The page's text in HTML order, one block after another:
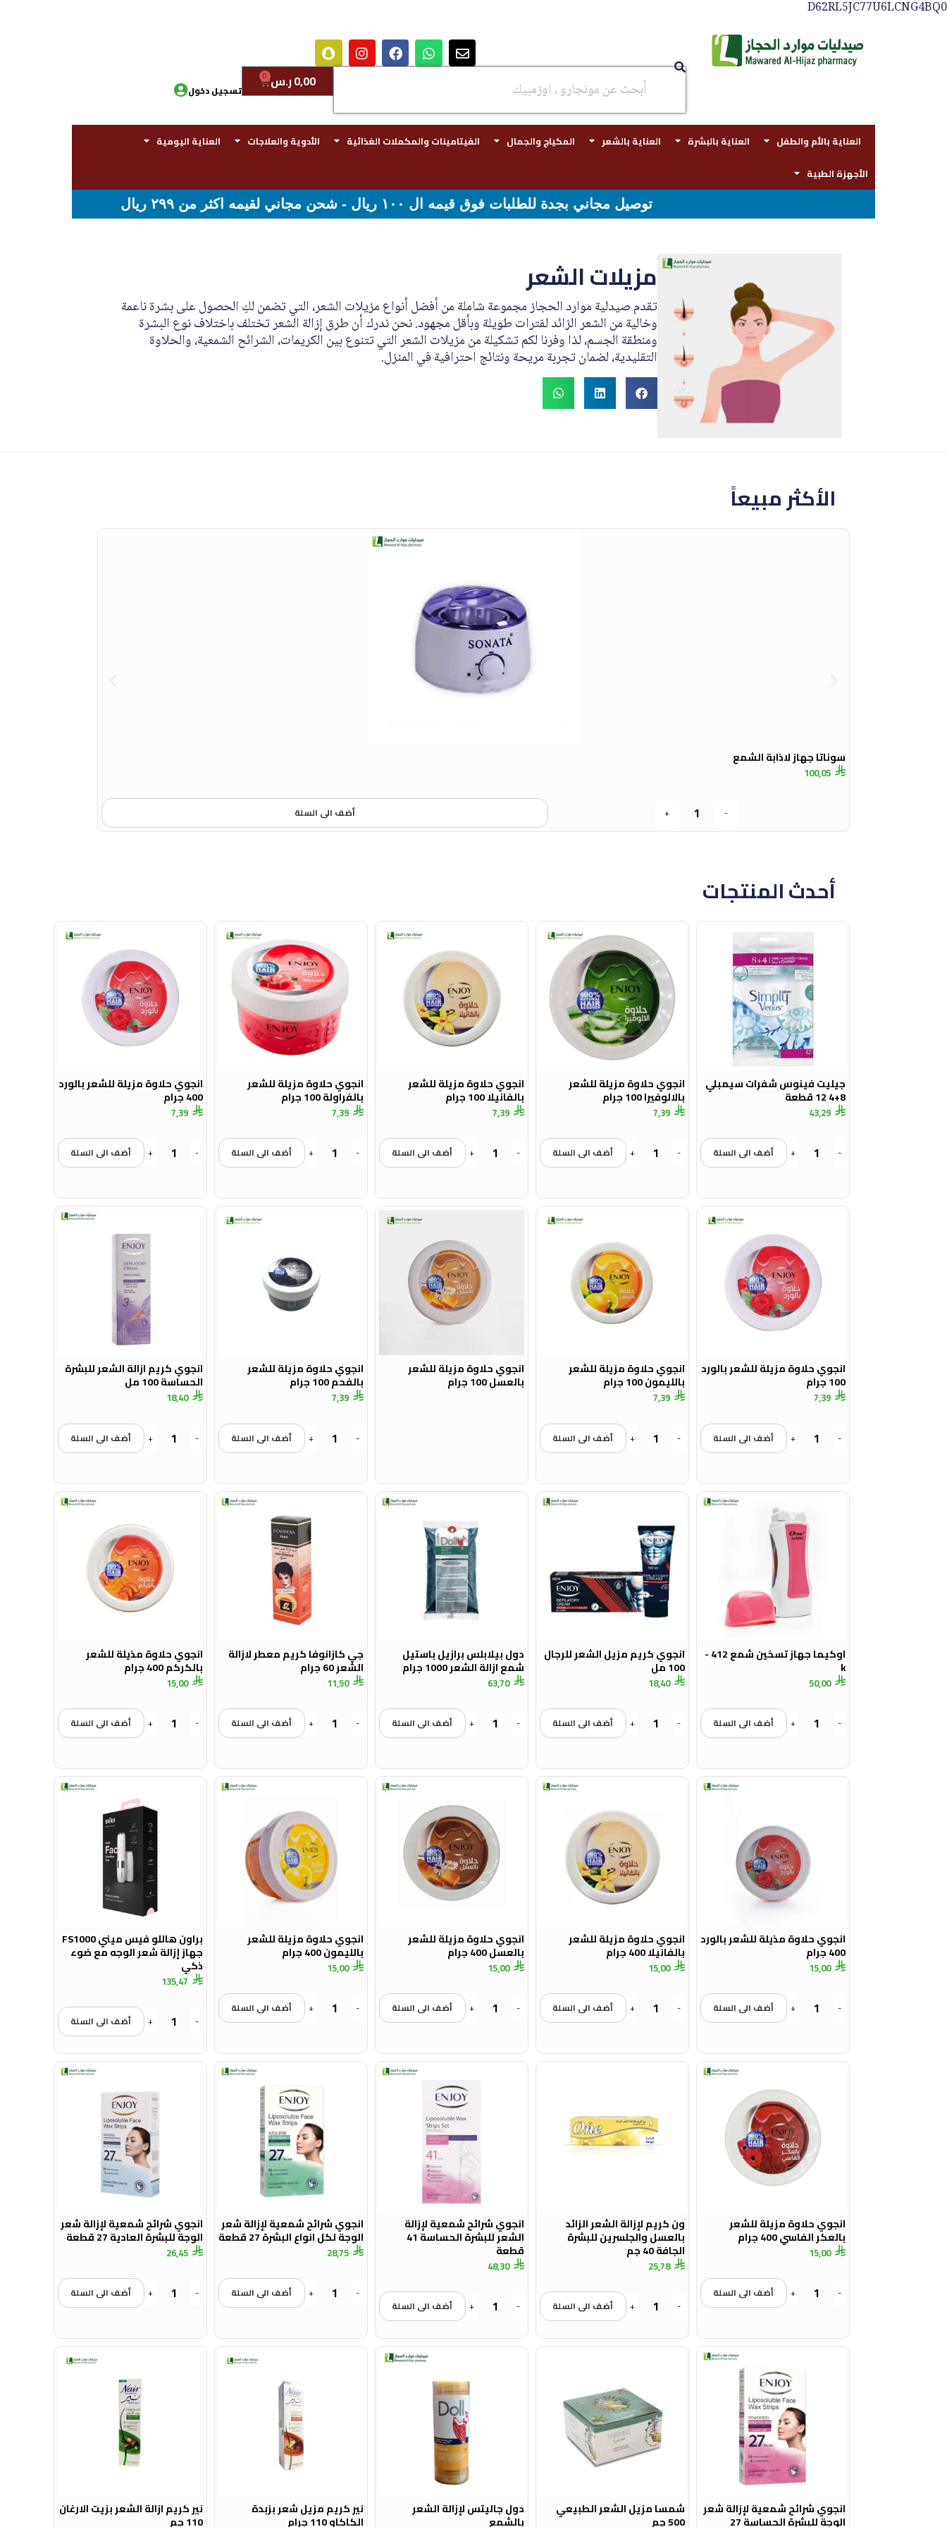
D62RL5JC77U6LCNG4BQ0
0,00ر.س 0
تسجيل دخول
العناية بالأم والطفل العناية بالبشرة العناية بالشعر المكياج والجمال الفيتامينات والمكملات الغذائية الأدوية والعلاجات
العناية اليومية
الأجهزة الطبية
توصيل مجاني بجدة للطلبات فوق قيمه ال ١٠٠ ريال - شحن مجاني لقيمه اكثر من ٢٩٩ ريال
مزيلات الشعر
تقدم صيدلية موارد الحجاز مجموعة شاملة من أفضل أنواع مزيلات الشعر، التي تضمن لكِ الحصول على بشرة ناعمة
وخالية من الشعر الزائد لفترات طويلة وبأقل مجهود. نحن ندرك أن طرق إزالة الشعر تختلف باختلاف نوع البشرة
ومنطقة الجسم، لذا وفرنا لكم تشكيلة من مزيلات الشعر التي تتنوع بين الكريمات، الشرائح الشمعية، والحلاوة
التقليدية، لضمان تجربة مريحة ونتائج احترافية في المنزل.
الأكثر مبيعاً
سوناتا جهاز لاذابة الشمع
100,05
-
+ أضف الى السلة
أحدث المنتجات
جيليت فينوس شفرات سيمبلي
8+4 12 قطعة
43,29
-
+ أضف الى السلة
انجوي حلاوة مزيلة للشعر
بالالوفيرا 100 جرام
7,39
-
+ أضف الى السلة
انجوي حلاوة مزيلة للشعر
بالفانيلا 100 جرام
7,39
-
+ أضف الى السلة
انجوي حلاوة مزيلة للشعر
بالفراولة 100 جرام
7,39
-
+ أضف الى السلة
انجوي حلاوة مزيلة للشعر بالورد
400 جرام
7,39
-
+ أضف الى السلة
انجوي حلاوة مزيلة للشعر بالورد
100 جرام
7,39
-
+ أضف الى السلة
انجوي حلاوة مزيلة للشعر
بالليمون 100 جرام
7,39
-
+ أضف الى السلة
انجوي حلاوة مزيلة للشعر
بالعسل 100 جرام
انجوي حلاوة مزيلة للشعر
بالفحم 100 جرام
7,39
-
+ أضف الى السلة
انجوي كريم ازالة الشعر للبشرة
الحساسة 100 مل
18,40
-
+ أضف الى السلة
اوكيما جهاز تسخين شمع 412 -
k
50,00
-
+ أضف الى السلة
انجوي كريم مزيل الشعر للرجال
100 مل
18,40
-
+ أضف الى السلة
دول بيلابلس برازيل باستيل
شمع ازالة الشعر 1000 جرام
63,70
-
+ أضف الى السلة
جي كازانوفا كريم معطر لازالة
الشعر 60 جرام
11,50
-
+ أضف الى السلة
انجوي حلاوة مذيلة للشعر
بالكركم 400 جرام
15,00
-
+ أضف الى السلة
انجوي حلاوة مذيلة للشعر بالورد
400 جرام
15,00
-
+ أضف الى السلة
انجوي حلاوة مزيلة للشعر
بالفانيلا 400 جرام
15,00
-
+ أضف الى السلة
انجوي حلاوة مزيلة للشعر
بالعسل 400 جرام
15,00
-
+ أضف الى السلة
انجوي حلاوة مزيلة للشعر
بالليمون 400 جرام
15,00
-
+ أضف الى السلة
براون هاللو فيس ميني FS1000
جهاز إزالة شعر الوجه مع ضوء
ذكي
135,47
-
+ أضف الى السلة
انجوي حلاوة مزيلة للشعر
بالعكر الفاسي 400 جرام
15,00
-
+ أضف الى السلة
ون كريم لإزالة الشعر الزائد
بالعسل والجلسرين للبشرة
الجافة 40 جم
25,78
-
+ أضف الى السلة
انجوي شرائح شمعية لإزالة
الشعر للبشرة الحساسة 41
قطعة
48,30
-
+ أضف الى السلة
انجوي شرائح شمعية لإزالة شعر
الوجة لكل انواع البشرة 27 قطعة
28,75
-
+ أضف الى السلة
انجوي شرائح شمعية لإزالة شعر
الوجة للبشرة العادية 27 قطعة
26,45
-
+ أضف الى السلة
انجوي شرائح شمعية لإزالة شعر
الوجة للبشرة الحساسة 27
شمسا مزيل الشعر الطبيعي
500 جم
دول جاليتس لإزالة الشعر
بالشمع
نير كريم مزيل شعر بزبدة
الكاكاو 110 جرام
نير كريم ازالة الشعر بزيت الارغان
110 جم